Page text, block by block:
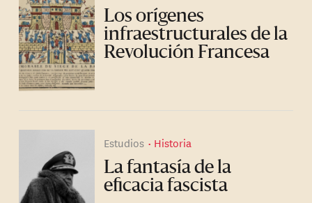
Los orígenes
infraestructurales de la
Revolución Francesa
Estudios Historia
La fantasía de la
eficacia fascista